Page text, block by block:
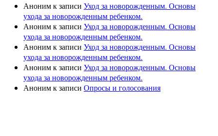
Анонимк записи Уход за новорожденным. Основы
ухода за новорожденным ребенком.
Анонимк записи Уход за новорожденным. Основы
ухода за новорожденным ребенком.
Анонимк записи Уход за новорожденным. Основы
ухода за новорожденным ребенком.
Анонимк записи Уход за новорожденным. Основы
ухода за новорожденным ребенком.
Анонимк записи Опросы и голосования